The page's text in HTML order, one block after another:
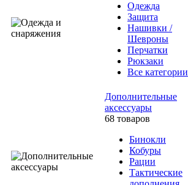
Одежда
Защита
Нашивки /
Шевроны
Перчатки
Рюкзаки
Все категории
Дополнительные
аксессуары
68 товаров
Бинокли
Кобуры
Рации
Тактические